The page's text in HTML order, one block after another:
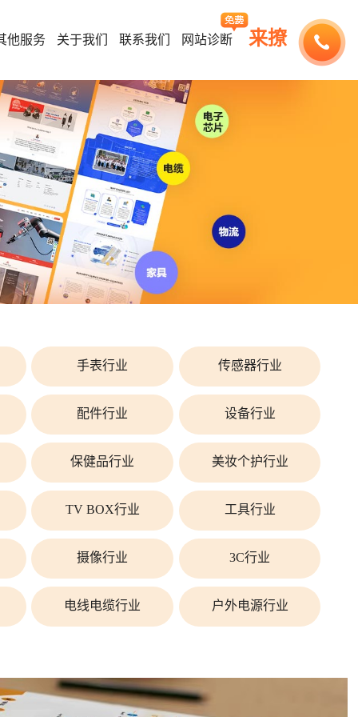
来撩
他服务 关于我们 联系我们 网站诊断
手表行业 传感器行业
配件行业 设备行业
保健品行业 美妆个护行业
TV BOX行业 工具行业
摄像行业 3C行业
电线电缆行业 户外电源行业